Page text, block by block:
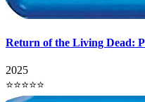
Return of the Living Dead:
2025
⭐⭐⭐⭐⭐